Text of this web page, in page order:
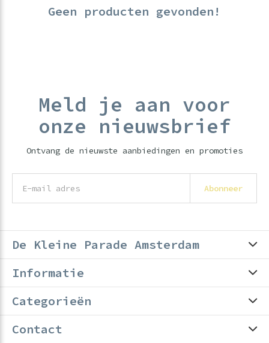
Geen producten gevonden!
Meld je aan voor
onze nieuwsbrief
Ontvang de nieuwste aanbiedingen en promoties
Abonneer
De Kleine Parade Amsterdam
Informatie
Categorieën
Contact